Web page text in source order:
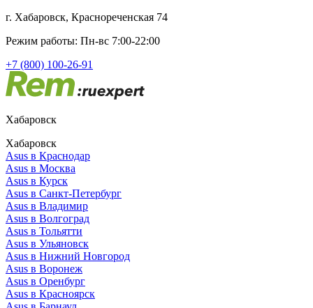
г. Хабаровск, Краснореченская 74
Режим работы: Пн-вс 7:00-22:00
+7 (800) 100-26-91
Хабаровск
Хабаровск
Asus в Краснодар
Asus в Москва
Asus в Курск
Asus в Санкт-Петербург
Asus в Владимир
Asus в Волгоград
Asus в Тольятти
Asus в Ульяновск
Asus в Нижний Новгород
Asus в Воронеж
Asus в Оренбург
Asus в Красноярск